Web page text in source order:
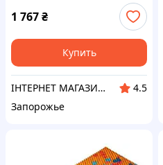
1 767₴
Купить
ІНТЕРНЕТ МАГАЗИН «ORTO-HELP»
4.5
Запорожье